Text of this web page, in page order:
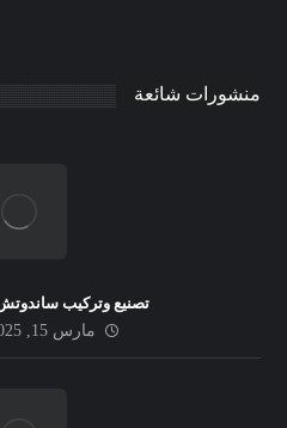
منشورات شائعة
تصنيع وتركيب
مارس 15, 2025